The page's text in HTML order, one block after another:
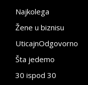
Najkolega
Žene u biznisu
UticajnOdgovorno
Šta jedemo
30 ispod 30